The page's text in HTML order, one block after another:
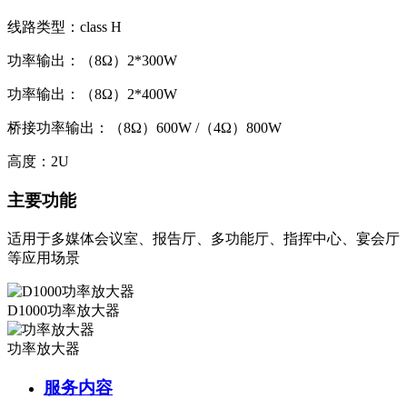
线路类型：class H
功率输出：（8Ω）2*300W
功率输出：（8Ω）2*400W
桥接功率输出：（8Ω）600W /（4Ω）800W
高度：2U
主要功能
适用于多媒体会议室、报告厅、多功能厅、指挥中心、宴会厅
等应用场景
D1000功率放大器
功率放大器
服务内容